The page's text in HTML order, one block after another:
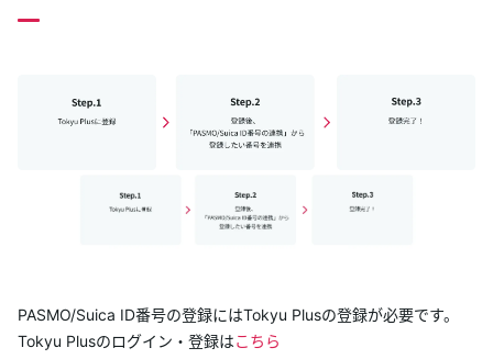
PASMO/Suica ID番号の登録にはTokyu Plusの登録が必要です。
Tokyu Plusのログイン・登録はこちら